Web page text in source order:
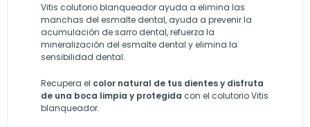
Vitis colutorio blanqueador ayuda a elimina las
manchas del esmalte dental, ayuda a prevenir la
acumulación de sarro dental, refuerza la
mineralización del esmalte dental y elimina la
sensibilidad dental.
Recupera el color natural de tus dientes y disfruta
de una boca limpia y protegida con el colutorio Vitis
blanqueador.